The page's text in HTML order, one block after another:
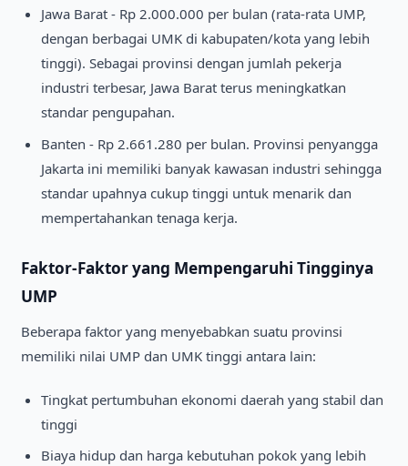
Jawa Barat - Rp 2.000.000 per bulan (rata-rata UMP,
dengan berbagai UMK di kabupaten/kota yang lebih
tinggi). Sebagai provinsi dengan jumlah pekerja
industri terbesar, Jawa Barat terus meningkatkan
standar pengupahan.
Banten - Rp 2.661.280 per bulan. Provinsi penyangga
Jakarta ini memiliki banyak kawasan industri sehingga
standar upahnya cukup tinggi untuk menarik dan
mempertahankan tenaga kerja.
Faktor-Faktor yang Mempengaruhi Tingginya
UMP
Beberapa faktor yang menyebabkan suatu provinsi
memiliki nilai UMP dan UMK tinggi antara lain:
Tingkat pertumbuhan ekonomi daerah yang stabil dan
tinggi
Biaya hidup dan harga kebutuhan pokok yang lebih